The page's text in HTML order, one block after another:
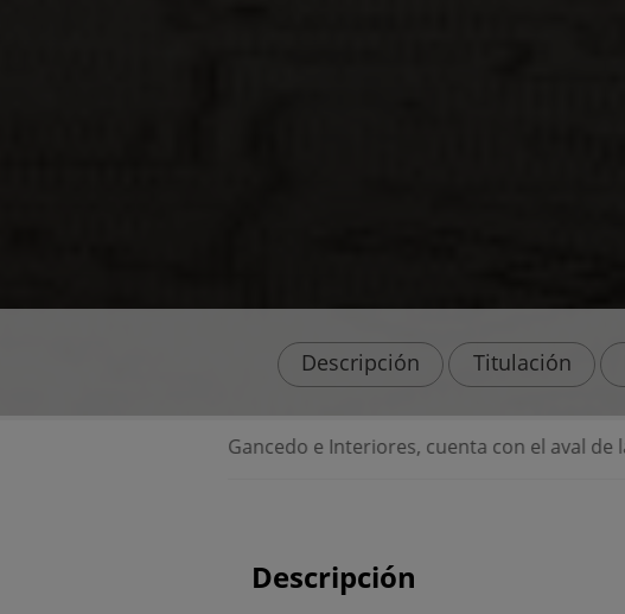
Descripción Titulación
e Interiores, cuenta con el aval de la revista Interiores,
Descripción